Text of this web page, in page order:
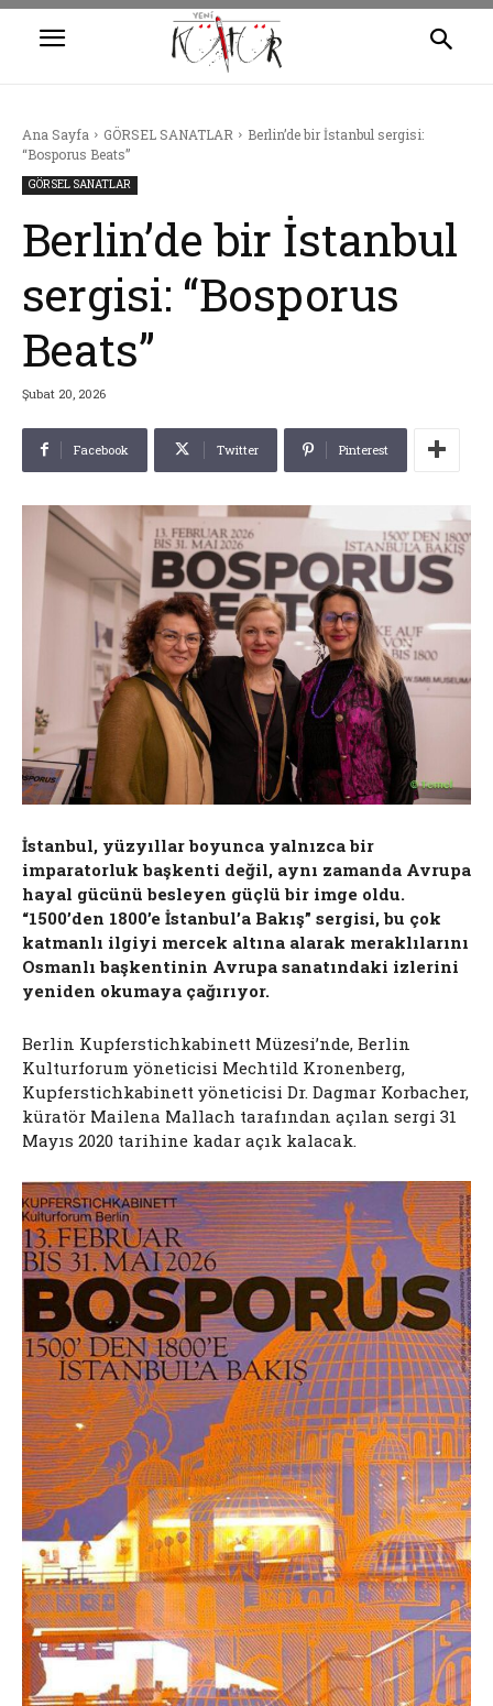
Ana Sayfa GÖRSEL SANATLAR
Berlin’de bir İstanbul sergisi:
“Bosporus Beats”
GÖRSEL SANATLAR
Berlin’de bir İstanbul
sergisi: “Bosporus
Beats”
Şubat 20, 2026
Facebook Twitter Pinterest
İstanbul, yüzyıllar boyunca yalnızca bir
imparatorluk başkenti değil, aynı zamanda Avrupa
hayal gücünü besleyen güçlü bir imge oldu.
“1500’den 1800’e İstanbul’a Bakış” sergisi, bu çok
katmanlı ilgiyi mercek altına alarak meraklılarını
Osmanlı başkentinin Avrupa sanatındaki izlerini
yeniden okumaya çağırıyor.
Berlin Kupferstichkabinett Müzesi’nde, Berlin
Kulturforum yöneticisi Mechtild Kronenberg,
Kupferstichkabinett yöneticisi Dr. Dagmar Korbacher,
küratör Mailena Mallach tarafından açılan sergi 31
Mayıs 2020 tarihine kadar açık kalacak.